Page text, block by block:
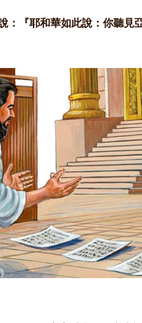
：『耶和華如此說：你聽見